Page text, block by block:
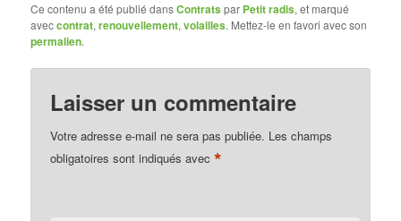
Ce contenu a été publié dansContratspar Petit radis, et marqué
aveccontrat,renouvellement,volailles. Mettez-le en favori avec son
permalien.
Laisser un commentaire
Votre adresse e-mail ne sera pas publiée. Les champs
obligatoires sont indiqués avec*